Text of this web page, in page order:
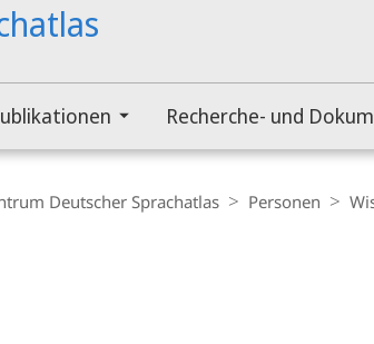
Recherche- und
Deutscher Sprachatlas Personen